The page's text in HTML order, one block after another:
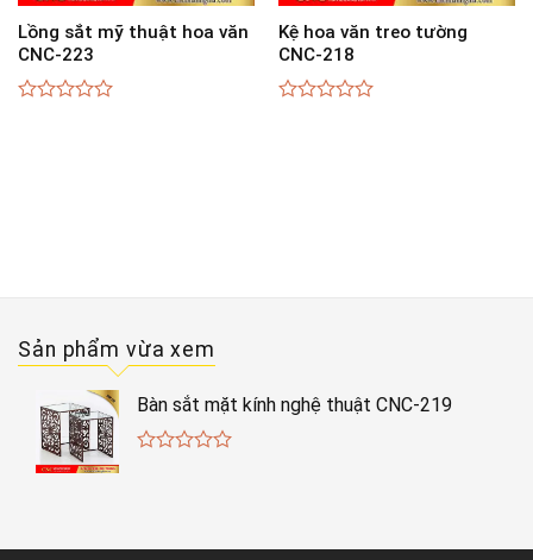
Lồng sắt mỹ thuật hoa văn
CNC-223
Kệ hoa văn treo tường
CNC-218
Sản phẩm vừa xem
Bàn sắt mặt kính nghệ thuật CNC-219